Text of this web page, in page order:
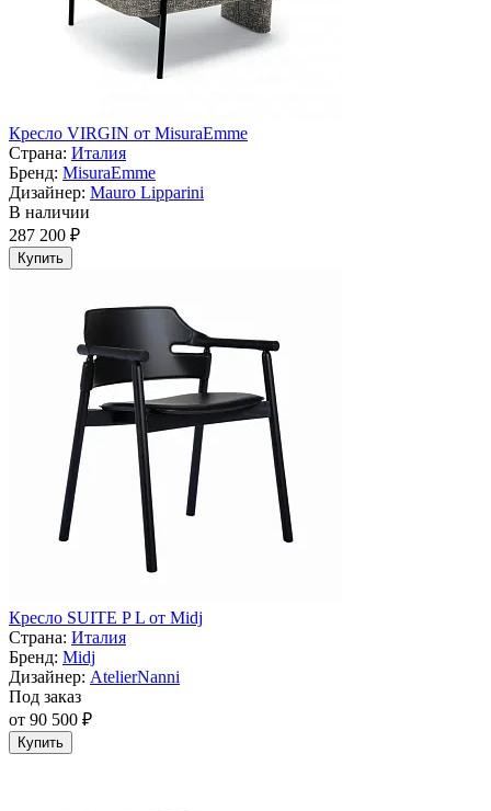
Кресло VIRGIN от MisuraEmme
Страна: Италия
Бренд: MisuraEmme
Дизайнер: Mauro Lipparini
В наличии
287 200 ₽
Купить
Кресло SUITE P L от Midj
Страна: Италия
Бренд: Midj
Дизайнер: AtelierNanni
Под заказ
от 90 500 ₽
Купить